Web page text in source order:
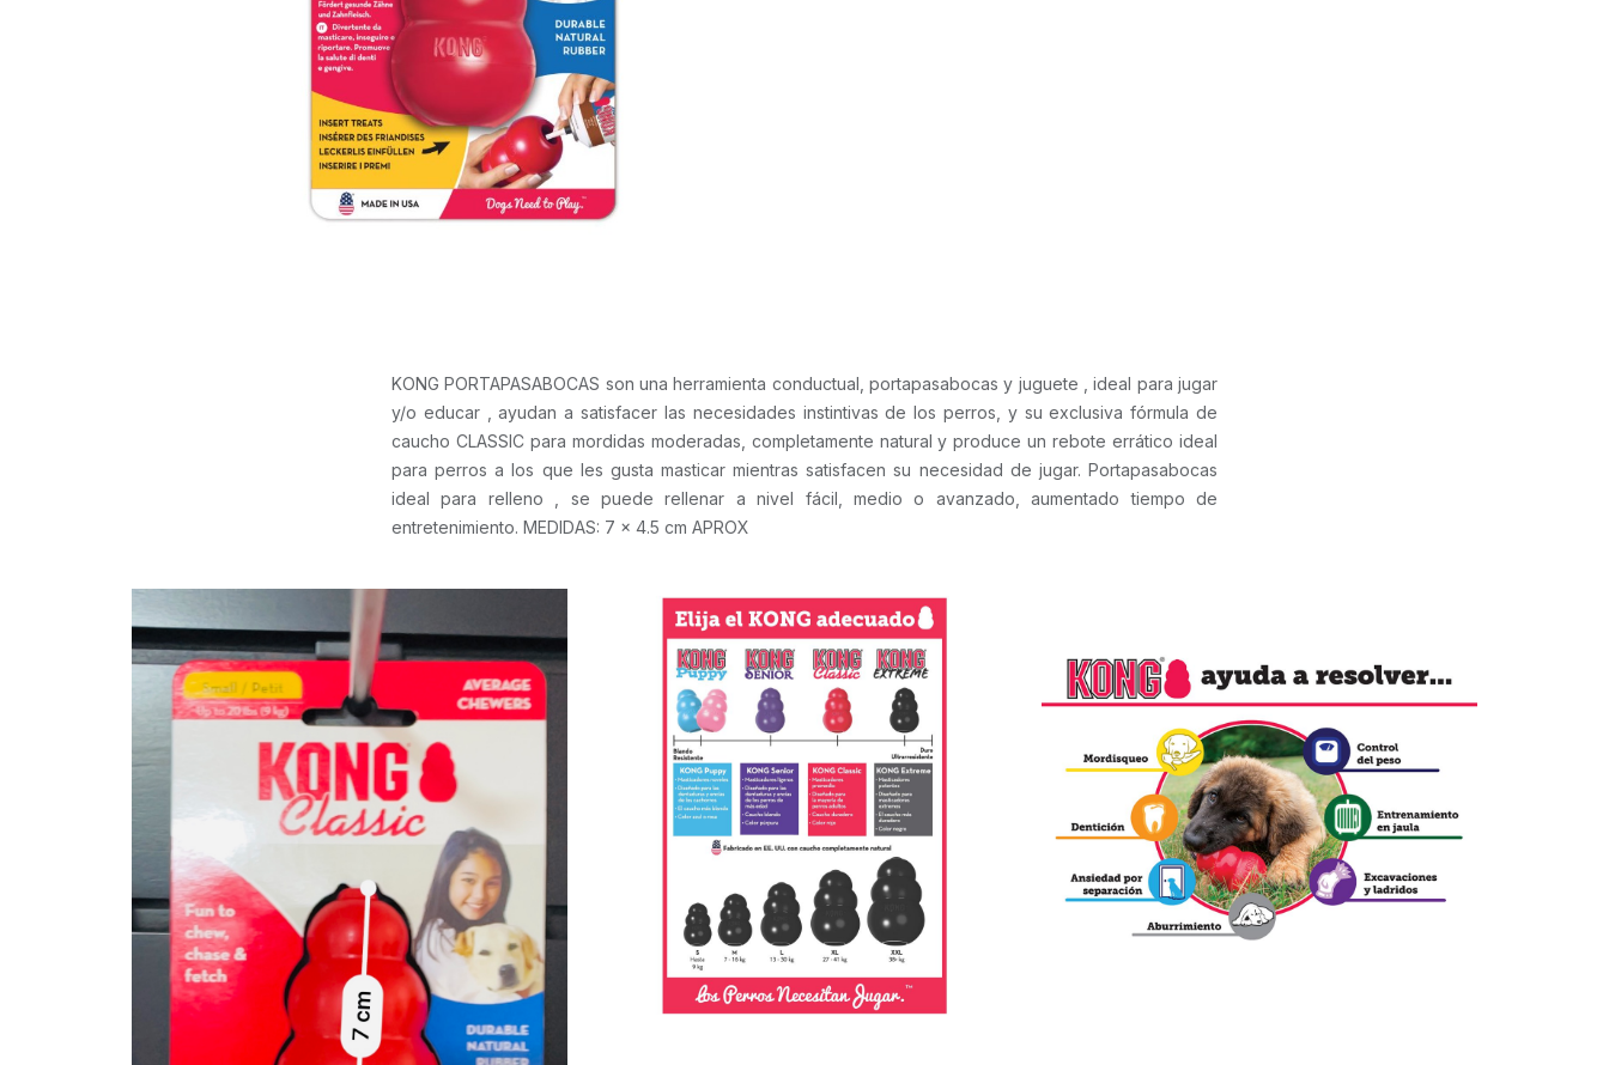
KONG PORTAPASABOCAS son una herramienta conductual, portapasabocas y juguete , ideal para jugar
y/o educar , ayudan a satisfacer las necesidades instintivas de los perros, y su exclusiva fórmula de
caucho CLASSIC para mordidas moderadas, completamente natural y produce un rebote errático ideal
para perros a los que les gusta masticar mientras satisfacen su necesidad de jugar. Portapasabocas
ideal para relleno , se puede rellenar a nivel fácil, medio o avanzado, aumentado tiempo de
entretenimiento. MEDIDAS: 7 x 4.5 cm APROX